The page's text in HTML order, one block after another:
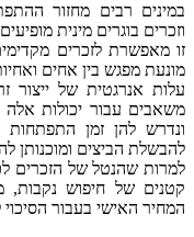
במינים רבים מחזור
וזכרים בוגרים מינית
זו מאפשרת לזכרים
מונעת מפגש בין אחים
עלות אנרגטית של ייצור
משאבים עבור יכולות
ונדרש להן זמן התפתחות
להבשלת הביצים ומוכנותן
למרות שהנטל של הזכרים
קטנים של חיפוש
המחיר האישי בעבור